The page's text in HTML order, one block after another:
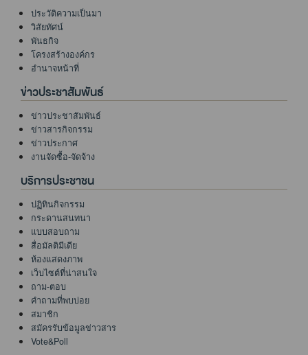
ประวัติความเป็นมา
วิสัยทัศน์
พันธกิจ
โครงสร้างองค์กร
อำนาจหน้าที่
ข่าวประชาสัมพันธ์
ข่าวประชาสัมพันธ์
ข่าวสารกิจกรรม
ข่าวประกาศ
งานจัดซื้อ-จัดจ้าง
บริการประชาชน
ปฏิทินกิจกรรม
กระดานสนทนา
แบบสอบถาม
สื่อมัลติมีเดีย
ห้องแสดงภาพ
เว็บไซต์ที่น่าสนใจ
ถาม-ตอบ
คำถามที่พบบ่อย
สมาชิก
สมัครรับข้อมูลข่าวสาร
Vote&Poll